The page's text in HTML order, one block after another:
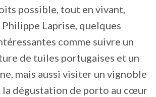
possible, tout en vivant,
Philippe Laprise, quelques
comme suivre un
de tuiles portugaises et un
mais aussi visiter un vignoble
la dégustation de porto au cœur